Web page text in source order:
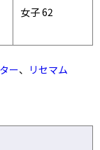
女子 62
ー、 リセマム